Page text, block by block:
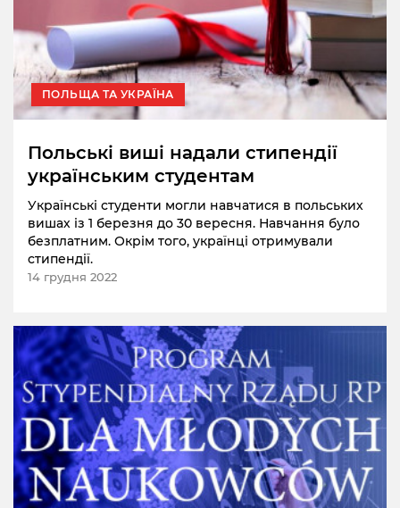
ПОЛЬЩА ТА УКРАЇНА
Польські виші надали стипендії
українським студентам
Українські студенти могли навчатися в польських
вишах із 1 березня до 30 вересня. Навчання було
безплатним. Окрім того, українці отримували
стипендії.
14 грудня 2022